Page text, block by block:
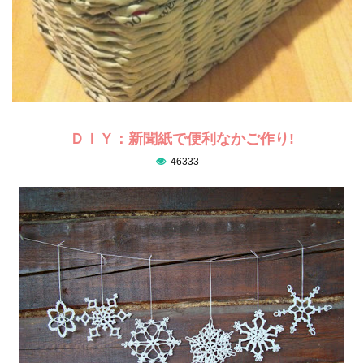
ＤＩＹ：新聞紙で便利なかご作り!
46333